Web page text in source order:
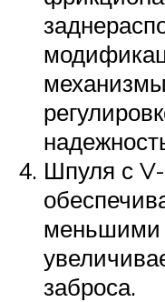
Шпуля с
меньшими
заброса.